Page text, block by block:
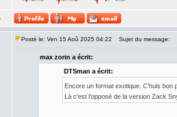
Posté le: Ven 15 Aoû 2025 04:22 Sujet du message:
max zorin a écrit:
DTSman a écrit:
Encore un format exotique. C'huis
Là c'est l'opposé de la version Zack